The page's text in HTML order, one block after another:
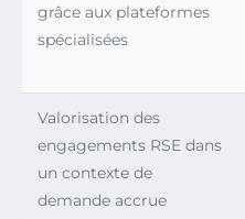
grâce aux plateformes
spécialisées
Valorisation des
engagements RSE dans
un contexte de
demande accrue